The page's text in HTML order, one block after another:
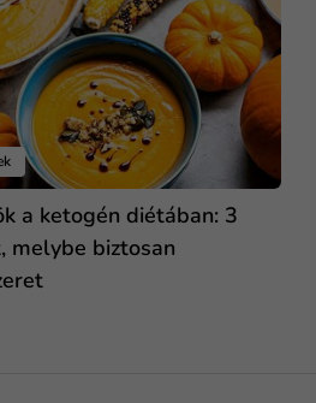
a ketogén diétában: 3
melybe biztosan